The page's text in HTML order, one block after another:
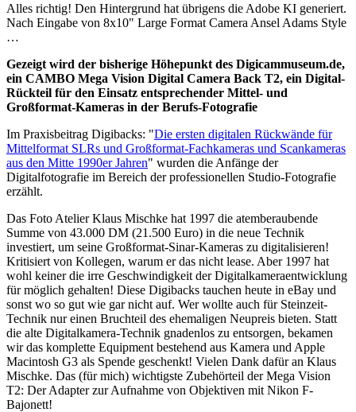
Alles richtig! Den Hintergrund hat übrigens die Adobe KI generiert.
Nach Eingabe von 8x10" Large Format Camera Ansel Adams Style
…
Gezeigt wird der bisherige Höhepunkt des Digicammuseum.de,
ein CAMBO Mega Vision Digital Camera Back T2, ein Digital-
Rückteil für den Einsatz entsprechender Mittel- und
Großformat-Kameras in der Berufs-Fotografie
Im Praxisbeitrag Digibacks: "Die ersten digitalen Rückwände für
Mittelformat SLRs und Großformat-Fachkameras und Scankameras
aus den Mitte 1990er Jahren" wurden die Anfänge der
Digitalfotografie im Bereich der professionellen Studio-Fotografie
erzählt.
Das Foto Atelier Klaus Mischke hat 1997 die atemberaubende
Summe von 43.000 DM (21.500 Euro) in die neue Technik
investiert, um seine Großformat-Sinar-Kameras zu digitalisieren!
Kritisiert von Kollegen, warum er das nicht lease. Aber 1997 hat
wohl keiner die irre Geschwindigkeit der Digitalkameraentwicklung
für möglich gehalten! Diese Digibacks tauchen heute in eBay und
sonst wo so gut wie gar nicht auf. Wer wollte auch für Steinzeit-
Technik nur einen Bruchteil des ehemaligen Neupreis bieten. Statt
die alte Digitalkamera-Technik gnadenlos zu entsorgen, bekamen
wir das komplette Equipment bestehend aus Kamera und Apple
Macintosh G3 als Spende geschenkt! Vielen Dank dafür an Klaus
Mischke. Das (für mich) wichtigste Zubehörteil der Mega Vision
T2: Der Adapter zur Aufnahme von Objektiven mit Nikon F-
Bajonett!